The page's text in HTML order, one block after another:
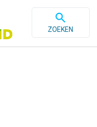
ZOEKEN